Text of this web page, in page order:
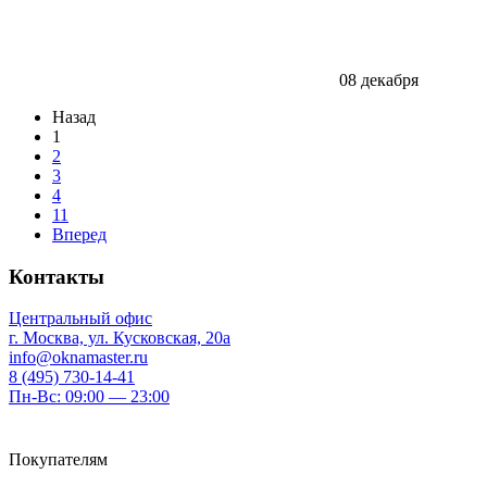
08 декабря
Назад
1
2
3
4
11
Вперед
Контакты
Центральный офис
г. Москва, ул. Кусковская, 20а
info@oknamaster.ru
8 (495) 730-14-41
Пн-Вс: 09:00 — 23:00
Покупателям